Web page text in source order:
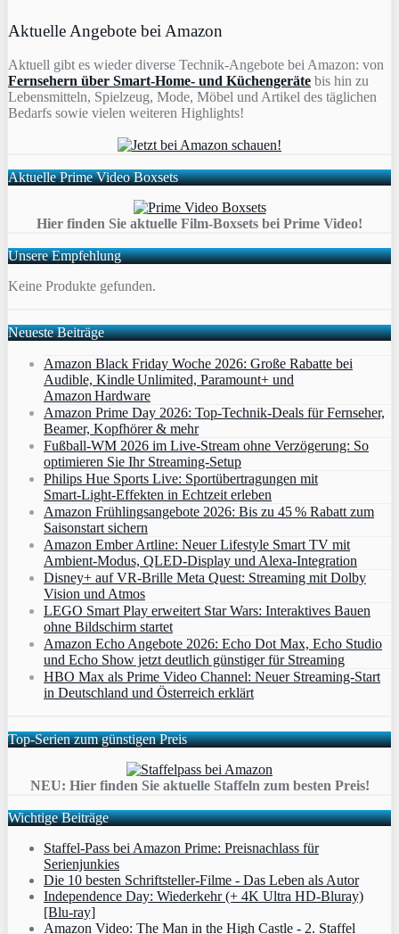
Aktuelle Angebote bei Amazon
Aktuell gibt es wieder diverse Technik-Angebote bei Amazon: von
Fernsehern über Smart-Home- und Küchengeräte bis hin zu
Lebensmitteln, Spielzeug, Mode, Möbel und Artikel des täglichen
Bedarfs sowie vielen weiteren Highlights!
Aktuelle Prime Video Boxsets
Hier finden Sie aktuelle Film-Boxsets bei Prime Video!
Unsere Empfehlung
Keine Produkte gefunden.
Neueste Beiträge
Amazon Black Friday Woche 2026: Große Rabatte bei
Audible, Kindle Unlimited, Paramount+ und
Amazon Hardware
Amazon Prime Day 2026: Top-Technik-Deals für Fernseher,
Beamer, Kopfhörer & mehr
Fußball-WM 2026 im Live-Stream ohne Verzögerung: So
optimieren Sie Ihr Streaming-Setup
Philips Hue Sports Live: Sportübertragungen mit
Smart‑Light‑Effekten in Echtzeit erleben
Amazon Frühlingsangebote 2026: Bis zu 45 % Rabatt zum
Saisonstart sichern
Amazon Ember Artline: Neuer Lifestyle Smart TV mit
Ambient‑Modus, QLED‑Display und Alexa‑Integration
Disney+ auf VR-Brille Meta Quest: Streaming mit Dolby
Vision und Atmos
LEGO Smart Play erweitert Star Wars: Interaktives Bauen
ohne Bildschirm startet
Amazon Echo Angebote 2026: Echo Dot Max, Echo Studio
und Echo Show jetzt deutlich günstiger für Streaming
HBO Max als Prime Video Channel: Neuer Streaming‑Start
in Deutschland und Österreich erklärt
Top-Serien zum günstigen Preis
NEU: Hier finden Sie aktuelle Staffeln zum besten Preis!
Wichtige Beiträge
Staffel-Pass bei Amazon Prime: Preisnachlass für
Serienjunkies
Die 10 besten Schriftsteller-Filme - Das Leben als Autor
Independence Day: Wiederkehr (+ 4K Ultra HD-Bluray)
[Blu-ray]
Amazon Video: The Man in the High Castle - 2. Staffel